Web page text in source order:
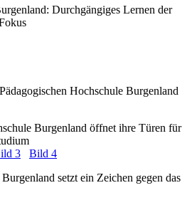
Durchgängiges Lernen der
Hochschule Burgenland
Burgenland öffnet ihre Türen für
3
Bild 4
setzt ein Zeichen gegen das